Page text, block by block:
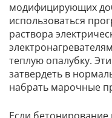
модифицирующих
использоваться
раствора
теплую опалубку.
затвердеть в
набрать марочные